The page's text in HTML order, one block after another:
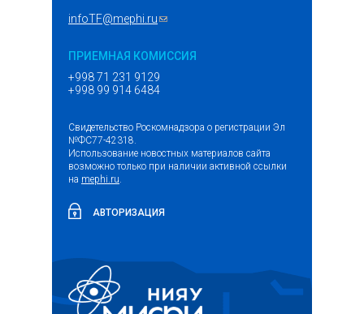
infoTF@mephi.ru(ссылка для отправки email)
ПРИЕМНАЯ КОМИССИЯ
+998 71 231 9129
+998 99 914 6484
Свидетельство Роскомнадзора о регистрации Эл
№ФС77-42318.
Использование новостных материалов сайта
возможно только при наличии активной ссылки
на mephi.ru.
АВТОРИЗАЦИЯ